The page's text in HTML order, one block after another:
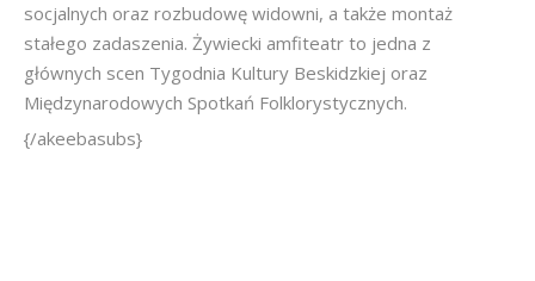
socjalnych oraz rozbudowę widowni, a także montaż
stałego zadaszenia. Żywiecki amfiteatr to jedna z
głównych scen Tygodnia Kultury Beskidzkiej oraz
Międzynarodowych Spotkań Folklorystycznych.
{/akeebasubs}